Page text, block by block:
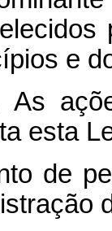
e
As
esta
de